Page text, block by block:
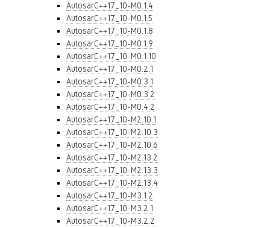
AutosarC++17_10-M0.1.4
AutosarC++17_10-M0.1.5
AutosarC++17_10-M0.1.8
AutosarC++17_10-M0.1.9
AutosarC++17_10-M0.1.10
AutosarC++17_10-M0.2.1
AutosarC++17_10-M0.3.1
AutosarC++17_10-M0.3.2
AutosarC++17_10-M0.4.2
AutosarC++17_10-M2.10.1
AutosarC++17_10-M2.10.3
AutosarC++17_10-M2.10.6
AutosarC++17_10-M2.13.2
AutosarC++17_10-M2.13.3
AutosarC++17_10-M2.13.4
AutosarC++17_10-M3.1.2
AutosarC++17_10-M3.2.1
AutosarC++17_10-M3.2.2